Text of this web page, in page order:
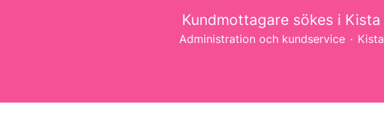
Kundmottagare sökes i Kista
Administration och kundservice · Kista